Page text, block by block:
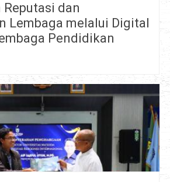
dan
Lembaga melalui Digital
Pendidikan